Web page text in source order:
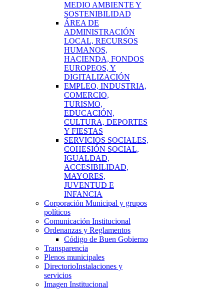
MEDIO AMBIENTE Y
SOSTENIBILIDAD
ÁREA DE
ADMINISTRACIÓN
LOCAL, RECURSOS
HUMANOS,
HACIENDA, FONDOS
EUROPEOS, Y
DIGITALIZACIÓN
EMPLEO, INDUSTRIA,
COMERCIO,
TURISMO,
EDUCACIÓN,
CULTURA, DEPORTES
Y FIESTAS
SERVICIOS SOCIALES,
COHESIÓN SOCIAL,
IGUALDAD,
ACCESIBILIDAD,
MAYORES,
JUVENTUD E
INFANCIA
Corporación Municipal y grupos
políticos
Comunicación Institucional
Ordenanzas y Reglamentos
Código de Buen Gobierno
Transparencia
Plenos municipales
DirectorioInstalaciones y
servicios
Imagen Institucional